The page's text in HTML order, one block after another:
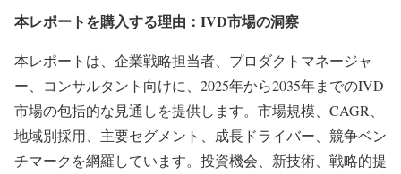
本レポートを購入する理由：IVD市場の洞察
本レポートは、企業戦略担当者、プロダクトマネージャ
ー、コンサルタント向けに、2025年から2035年までのIVD
市場の包括的な見通しを提供します。市場規模、CAGR、
地域別採用、主要セグメント、成長ドライバー、競争ベン
チマークを網羅しています。投資機会、新技術、戦略的提